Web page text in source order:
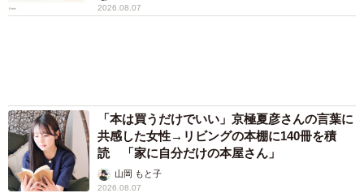
また、「金融資産1億円以上」の”億り人”の割合では、「東
京都」（8.0%）が最多で、全国平均3.9%の2倍以上となり
ました。次いで、「福岡県」（7.5％）、「長崎県」
読 「家に自分だけの本屋さん」
山岡 もと子
2026.08.07
友人のマンション敷地内に度々車を停めていた
ら…注意の貼り紙でナンバーをさらされました